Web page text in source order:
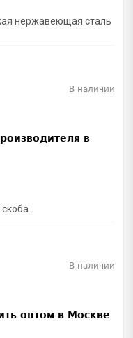
нержавеющая сталь
В наличии
В наличии